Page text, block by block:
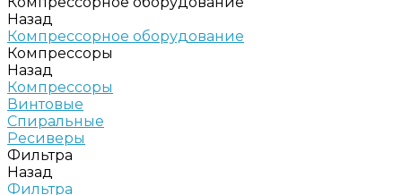
Назад
Компрессорное оборудование
Компрессоры
Назад
Компрессоры
Винтовые
Спиральные
Ресиверы
Фильтра
Назад
Фильтра